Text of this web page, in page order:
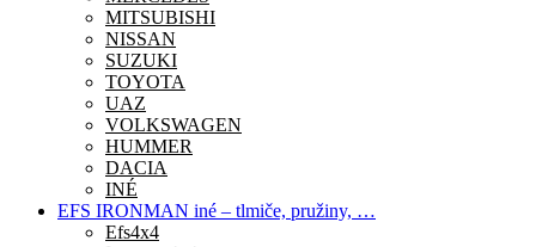
MITSUBISHI
NISSAN
SUZUKI
TOYOTA
UAZ
VOLKSWAGEN
HUMMER
DACIA
INÉ
EFS IRONMAN iné – tlmiče, pružiny, …
Efs4x4